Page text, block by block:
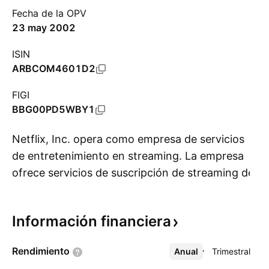
Fecha de la OPV
23 may 2002
ISIN
ARBCOM4601D2
FIGI
BBG00PD5WBY1
Netflix, Inc. opera como empresa de servicios
de entretenimiento en streaming. La empresa
ofrece servicios de suscripción de streaming de
a través de los siguientes segmentos:
DVD nacional. El segmento Streaming nacional
Información financiera
Rendimiento Anual Trimestral
Más